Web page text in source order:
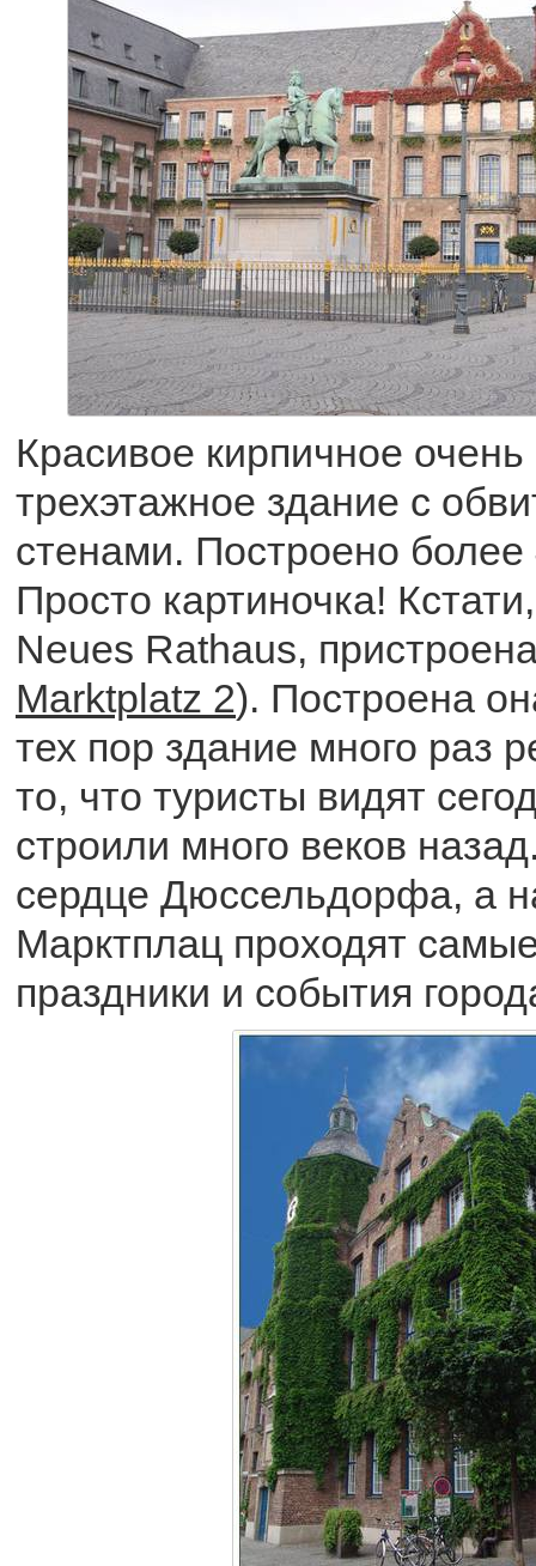
Красивое кирпичное
трехэтажное здание с
стенами. Построено более
Просто картиночка!
Neues Rathaus,
Marktplatz 2). Построена
тех пор здание много раз
то, что туристы видят
строили много веков
сердце Дюссельдорфа, а
Марктплац проходят
праздники и события